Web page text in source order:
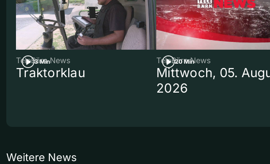
3 Min
TeleBärn News
Traktorklau
20 Min
TeleBärn News
Mittwoch, 05.
2026
Weitere News